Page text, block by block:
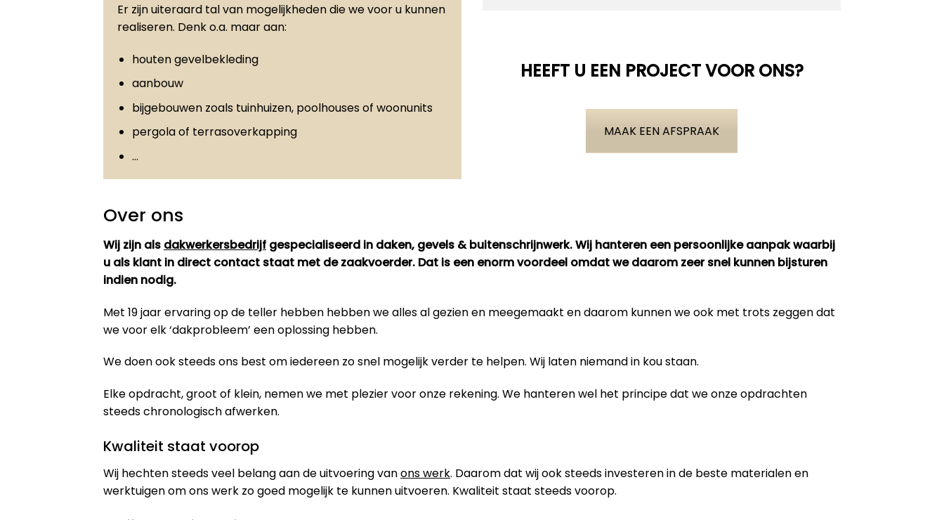
Er zijn uiteraard tal van mogelijkheden die we voor u kunnen
realiseren. Denk o.a. maar aan:
houten gevelbekleding
aanbouw
bijgebouwen zoals tuinhuizen, poolhouses of woonunits
pergola of terrasoverkapping
…
HEEFT U EEN PROJECT VOOR ONS?
MAAK EEN AFSPRAAK
Over ons
Wij zijn als dakwerkersbedrijf gespecialiseerd in daken, gevels & buitenschrijnwerk. Wij hanteren een persoonlijke aanpak waarbij
u als klant in direct contact staat met de zaakvoerder. Dat is een enorm voordeel omdat we daarom zeer snel kunnen bijsturen
indien nodig.
Met 19 jaar ervaring op de teller hebben hebben we alles al gezien en meegemaakt en daarom kunnen we ook met trots zeggen dat
we voor elk ‘dakprobleem’ een oplossing hebben.
We doen ook steeds ons best om iedereen zo snel mogelijk verder te helpen. Wij laten niemand in kou staan.
Elke opdracht, groot of klein, nemen we met plezier voor onze rekening. We hanteren wel het principe dat we onze opdrachten
steeds chronologisch afwerken.
Kwaliteit staat voorop
Wij hechten steeds veel belang aan de uitvoering vanons werk. Daarom dat wij ook steeds investeren in de beste materialen en
werktuigen om ons werk zo goed mogelijk te kunnen uitvoeren. Kwaliteit staat steeds voorop.